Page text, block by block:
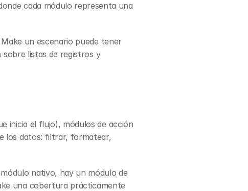
cada módulo representa una
un escenario puede tener
listas de registros y
inicia el flujo), módulos de acción
los datos: filtrar, formatear,
nativo, hay un módulo de
una cobertura prácticamente